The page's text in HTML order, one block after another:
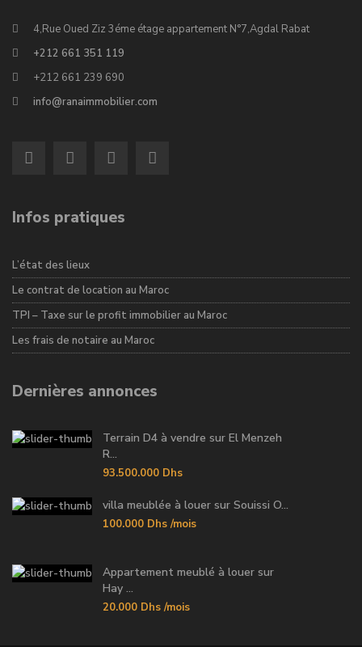
4,Rue Oued Ziz 3éme étage appartement N°7,Agdal Rabat
+212 661 351 119
+212 661 239 690
info@ranaimmobilier.com
Infos pratiques
L’état des lieux
Le contrat de location au Maroc
TPI – Taxe sur le profit immobilier au Maroc
Les frais de notaire au Maroc
Dernières annonces
Terrain D4 à vendre sur El Menzeh
R...
93.500.000 Dhs
villa meublée à louer sur Souissi O...
100.000 Dhs /mois
Appartement meublé à louer sur
Hay ...
20.000 Dhs /mois